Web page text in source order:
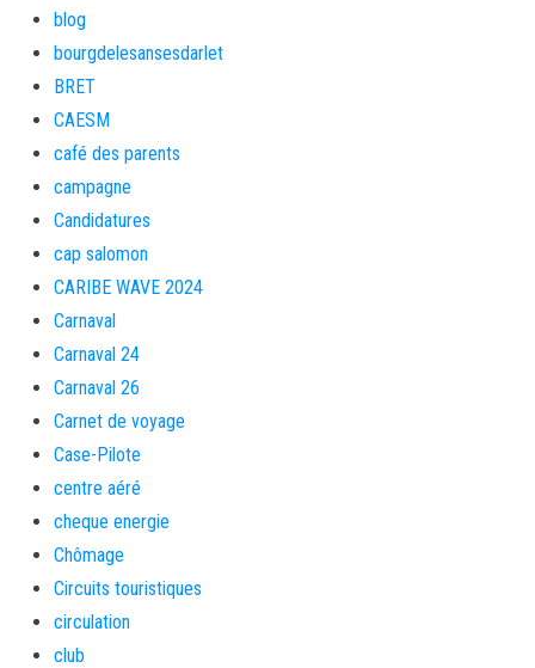
blog
bourgdelesansesdarlet
BRET
CAESM
café des parents
campagne
Candidatures
cap salomon
CARIBE WAVE 2024
Carnaval
Carnaval 24
Carnaval 26
Carnet de voyage
Case-Pilote
centre aéré
cheque energie
Chômage
Circuits touristiques
circulation
club